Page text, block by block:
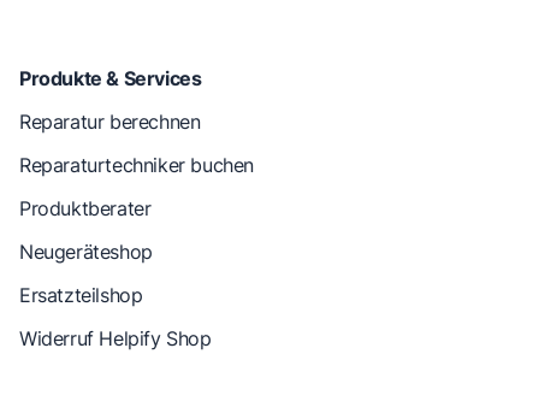
Produkte & Services
Reparatur berechnen
Reparaturtechniker buchen
Produktberater
Neugeräteshop
Ersatzteilshop
Widerruf Helpify Shop